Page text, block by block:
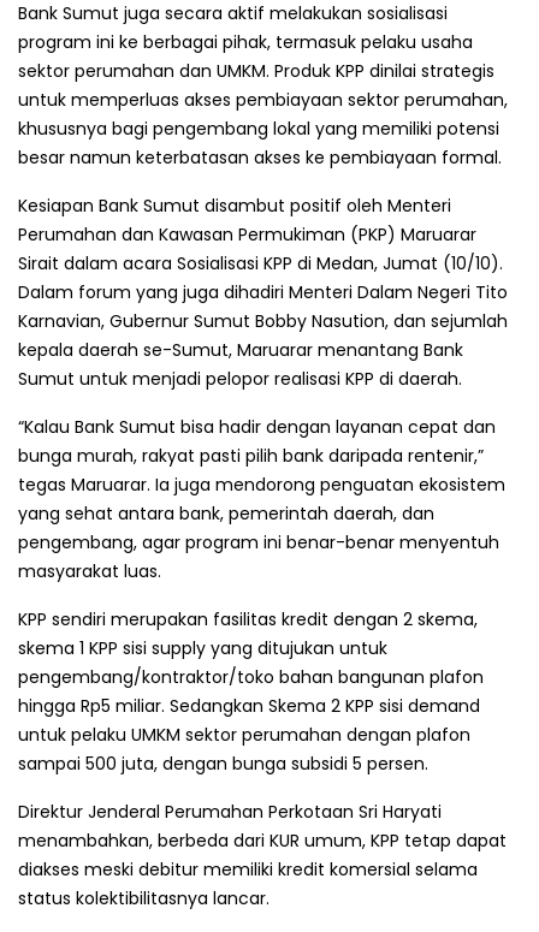
Bank Sumut juga secara aktif melakukan sosialisasi
program ini ke berbagai pihak, termasuk pelaku usaha
sektor perumahan dan UMKM. Produk KPP dinilai strategis
untuk memperluas akses pembiayaan sektor perumahan,
khususnya bagi pengembang lokal yang memiliki potensi
besar namun keterbatasan akses ke pembiayaan formal.
Kesiapan Bank Sumut disambut positif oleh Menteri
Perumahan dan Kawasan Permukiman (PKP) Maruarar
Sirait dalam acara Sosialisasi KPP di Medan, Jumat (10/10).
Dalam forum yang juga dihadiri Menteri Dalam Negeri Tito
Karnavian, Gubernur Sumut Bobby Nasution, dan sejumlah
kepala daerah se-Sumut, Maruarar menantang Bank
Sumut untuk menjadi pelopor realisasi KPP di daerah.
“Kalau Bank Sumut bisa hadir dengan layanan cepat dan
bunga murah, rakyat pasti pilih bank daripada rentenir,”
tegas Maruarar. Ia juga mendorong penguatan ekosistem
yang sehat antara bank, pemerintah daerah, dan
pengembang, agar program ini benar-benar menyentuh
masyarakat luas.
KPP sendiri merupakan fasilitas kredit dengan 2 skema,
skema 1 KPP sisi supply yang ditujukan untuk
pengembang/kontraktor/toko bahan bangunan plafon
hingga Rp5 miliar. Sedangkan Skema 2 KPP sisi demand
untuk pelaku UMKM sektor perumahan dengan plafon
sampai 500 juta, dengan bunga subsidi 5 persen.
Direktur Jenderal Perumahan Perkotaan Sri Haryati
menambahkan, berbeda dari KUR umum, KPP tetap dapat
diakses meski debitur memiliki kredit komersial selama
status kolektibilitasnya lancar.